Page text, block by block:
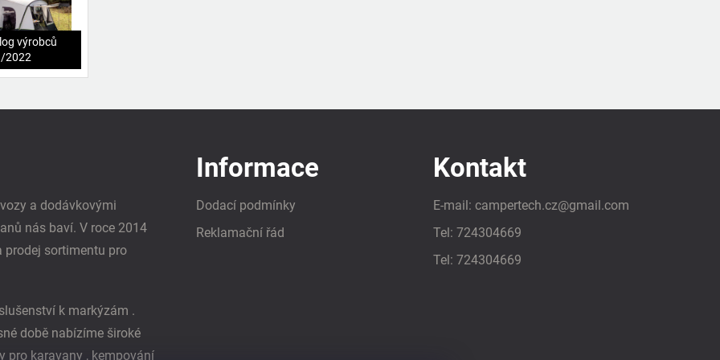
výrobců
2022
a dodávkovými
nás baví. V roce 2014
prodej sortimentu pro
k markýzám .
době nabízíme široké
pro karavany , kempování
Informace
Dodací podmínky
Reklamační řád
Kontakt
E-mail: campertech.cz@gmail.com
Tel: 724304669
Tel: 724304669